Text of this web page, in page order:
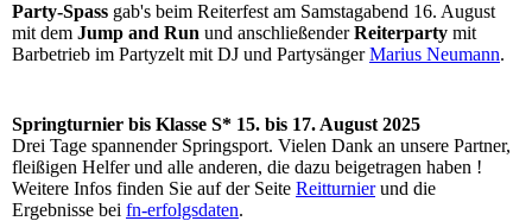
Party-Spass gab's beim Reiterfest am Samstagabend 16. August
mit dem Jump and Run und anschließenderReiterparty mit
Barbetrieb im Partyzelt mit DJ und PartysängerMarius Neumann.
Springturnier bis Klasse S* 15. bis 17. August 2025
Drei Tage spannender Springsport. Vielen Dank an unsere Partner,
fleißigen Helfer und alle anderen, die dazu beigetragen haben !
Weitere Infos finden Sie auf der Seite Reitturnierund die
Ergebnisse bei fn-erfolgsdaten.